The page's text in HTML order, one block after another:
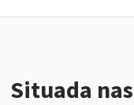
Situada